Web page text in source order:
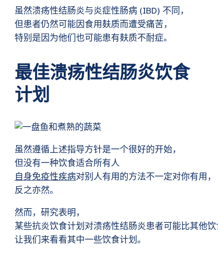
虽然溃疡性结肠炎与炎症性肠病 (IBD) 不同，
但患者仍然可能因食用麸质而遭受痛苦，
特别是因为他们也可能患有麸质不耐症。
最佳溃疡性结肠炎饮食
计划
虽然遵循上述指导方针是一个很好的开始，
但没有一种饮食适合所有人
自身免疫性疾病对别人有用的方法不一定对你有用，
反之亦然。
然而，研究表明，
某些抗炎饮食计划对溃疡性结肠炎患者可能比其他
让我们来看看其中一些饮食计划。